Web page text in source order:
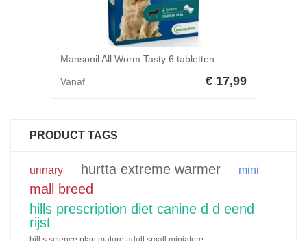
Mansonil All Worm Tasty 6 tabletten
Vanaf € 17,99
PRODUCT TAGS
urinary hurtta extreme warmer mini
mall breed
hills prescription diet canine d d eend
rijst